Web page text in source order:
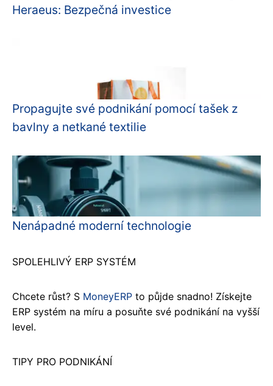
Heraeus: Bezpečná investice
Propagujte své podnikání pomocí tašek z
bavlny a netkané textilie
Nenápadné moderní technologie
SPOLEHLIVÝ ERP SYSTÉM
Chcete růst? S MoneyERP to půjde snadno! Získejte
ERP systém na míru a posuňte své podnikání na vyšší
level.
TIPY PRO PODNIKÁNÍ